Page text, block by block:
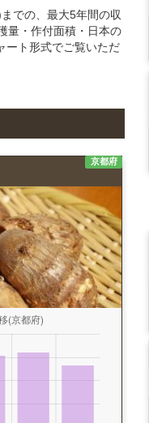
での、最大5年間の収
量・作付面積・日本の
ート形式でご覧いただ
京都府